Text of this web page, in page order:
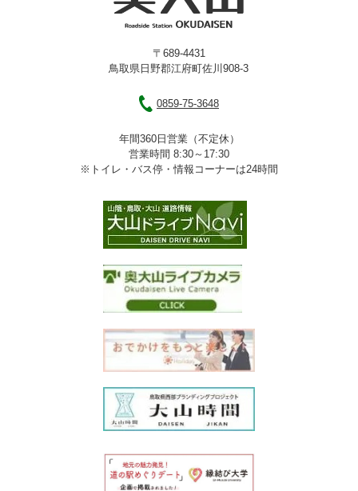
〒689-4431
鳥取県日野郡江府町佐川908-3
0859-75-3648
年間360日営業（不定休）
営業時間 8:30～17:30
※トイレ・バス停・情報コーナーは24時間